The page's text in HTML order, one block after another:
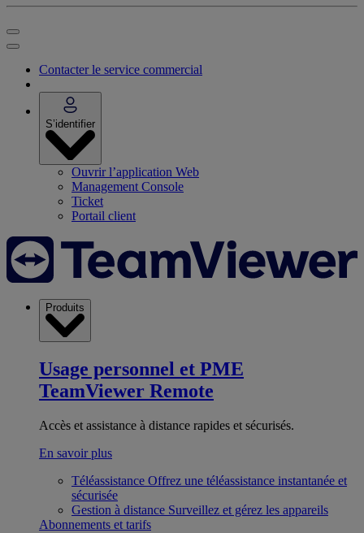
Contacter le service commercial
S’identifier
Ouvrir l’application Web
Management Console
Ticket
Portail client
Produits
Usage personnel et PME
TeamViewer Remote
Accès et assistance à distance rapides et sécurisés.
En savoir plus
Téléassistance Offrez une téléassistance instantanée et
sécurisée
Gestion à distance Surveillez et gérez les appareils
Abonnements et tarifs